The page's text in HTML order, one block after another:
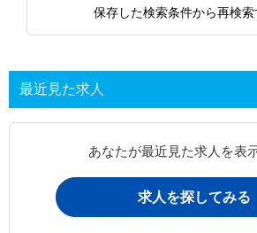
保存した検索条件から再検索
最近見た求人
あなたが最近見た求人を表
求人を探してみる